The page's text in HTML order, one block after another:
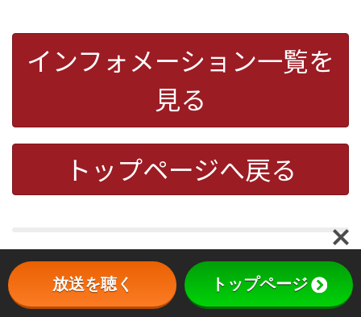
インフォメーション一覧を
見る
トップページへ戻る
放送を聴く トップページ